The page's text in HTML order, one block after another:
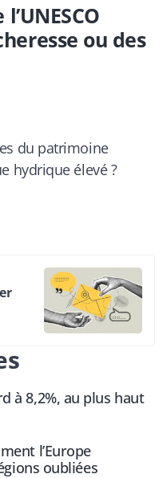
ou des
du patrimoine
hydrique élevé ?
à 8,2%, au plus haut
l’Europe
oubliées